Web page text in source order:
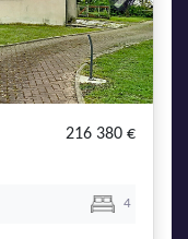
Next
216 380 €
4